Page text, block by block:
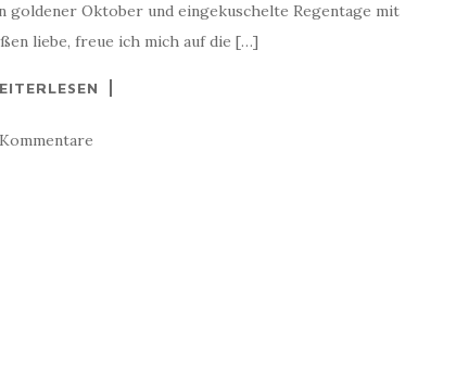
goldener Oktober und eingekuschelte Regentage mit
liebe, freue ich mich auf die […]